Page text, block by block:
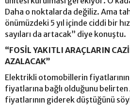
Daha o noktalarda değiliz. Ama
önümüzdeki 5 yıl içinde ciddi bir
sayıları da artacak” diye konuştu.
“FOSİL YAKITLI ARAÇLARIN
AZALACAK”
Elektrikli otomobillerin
fiyatlarına bağlı olduğunu
fiyatlarının giderek düştüğünü